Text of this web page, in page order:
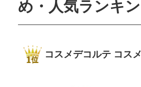
め・人気ランキ
コスメデコルテ コス